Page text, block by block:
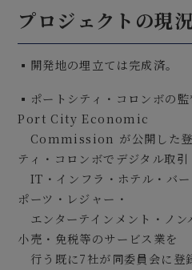
プロジェクトの現
▪開発地の埋立ては完成済。
▪ポートシティ・コロンボの
Port City Economic
Commission が公開した登
ティ・コロンボでデジタル取引
IT・インフラ・ホテル・バ
ポーツ・レジャー・
エンターテインメント・ノン
小売・免税等のサービス業を
行う既に7社が同委員会に登